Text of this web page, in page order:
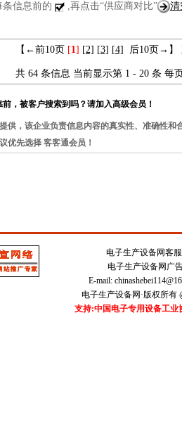
信息前的 ,再点击“供应商对比” 清
【←前10页 [1] [2] [3] [4] 后10页→】
共 64 条信息 当前显示第 1 - 20 条 每
，被客户搜索到吗？请加入高级会员！
供，该企业负责信息内容的真实性、准确性
优先选择 客客通会员！
电子生产设备网客
电子生产设备网广
E-mail:
电子生产设备网·版权所有
支持:中国电子专用设备工业